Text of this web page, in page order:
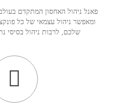
פאנל ניהול האחסון המתקדם
ומאפשר ניהול עצמאי של כל
שלכם, לרבות ניהול בסיסי